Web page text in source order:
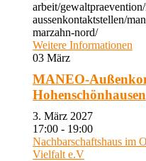
arbeit/
aussenkontaktstellen/
marzahn-nord/
Weitere Informationen
03 März
MANEO-
Hohenschönhausen
3. März 2027
17:00 - 19:00
Nachbarschaftshaus im
Vielfalt e.V